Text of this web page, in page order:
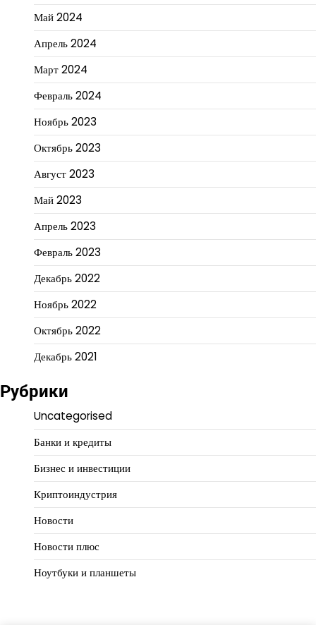
Май 2024
Апрель 2024
Март 2024
Февраль 2024
Ноябрь 2023
Октябрь 2023
Август 2023
Май 2023
Апрель 2023
Февраль 2023
Декабрь 2022
Ноябрь 2022
Октябрь 2022
Декабрь 2021
Рубрики
Uncategorised
Банки и кредиты
Бизнес и инвестиции
Криптоиндустрия
Новости
Новости плюс
Ноутбуки и планшеты